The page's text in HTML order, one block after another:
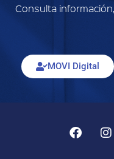
Consulta
MOVI Digital